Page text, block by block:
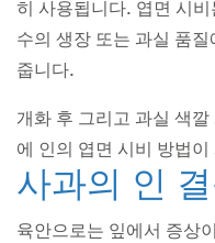
히 사용됩니다. 엽면 시
수의 생장 또는 과실 품
줍니다.
개화 후 그리고 과실 색깔
에 인의 엽면 시비 방법
사과의 인 결
육안으로는 잎에서 증상